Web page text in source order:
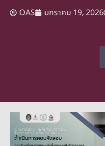
OAS มกราคม 19, 2026